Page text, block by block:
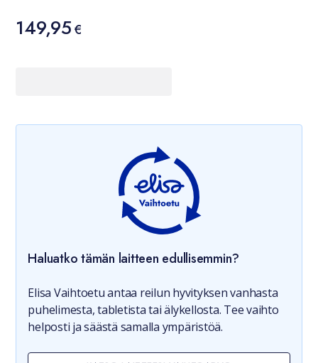
Hinta
149,95 €
149,95€
Haluatko tämän laitteen edullisemmin?
Elisa Vaihtoetu antaa reilun hyvityksen vanhasta
puhelimesta, tabletista tai älykellosta. Tee vaihto
helposti ja säästä samalla ympäristöä.